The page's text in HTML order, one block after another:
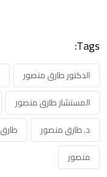
Tags:
الدكتور طارق منصور
المستشار طارق منصور
د. طارق منصور
طارق
منصور